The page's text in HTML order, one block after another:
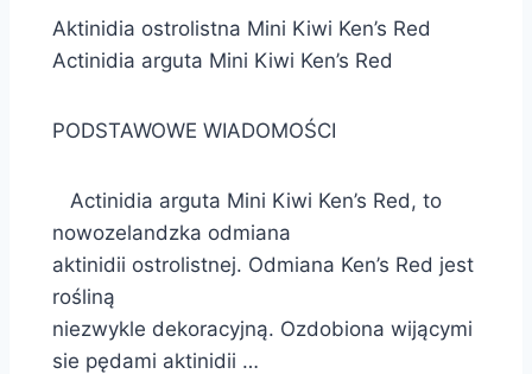
Aktinidia ostrolistna Mini Kiwi Ken’s Red
Actinidia arguta Mini Kiwi Ken’s Red
PODSTAWOWE WIADOMOŚCI
Actinidia arguta Mini Kiwi Ken’s Red, to
nowozelandzka odmiana
aktinidii ostrolistnej. Odmiana Ken’s Red jest
rośliną
niezwykle dekoracyjną. Ozdobiona wijącymi
sie pędami aktinidii …